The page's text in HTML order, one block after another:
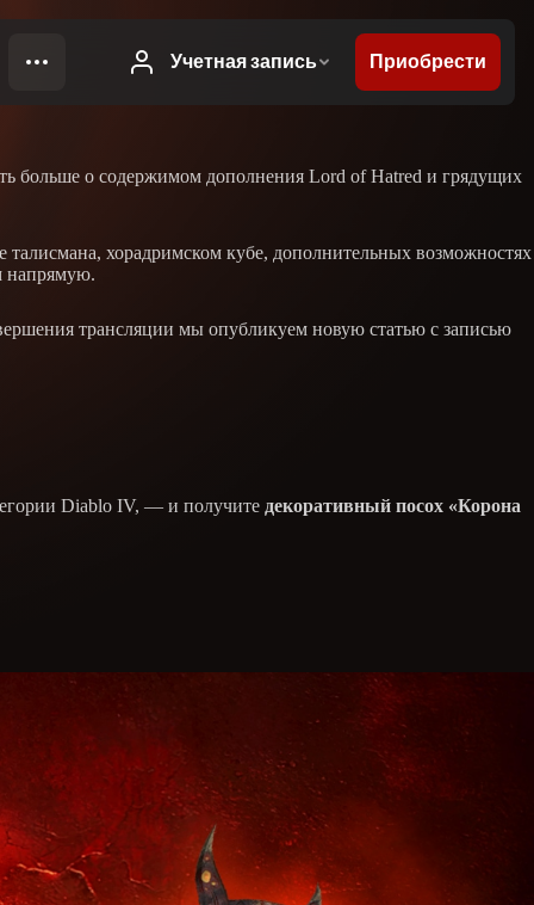
больше о содержимом дополнения Lord of Hatred и грядущих
хорадримском кубе, дополнительных возможностях
напрямую.
трансляции мы опубликуем новую статью с записью
Diablo IV, — и получите декоративный посох «Корона